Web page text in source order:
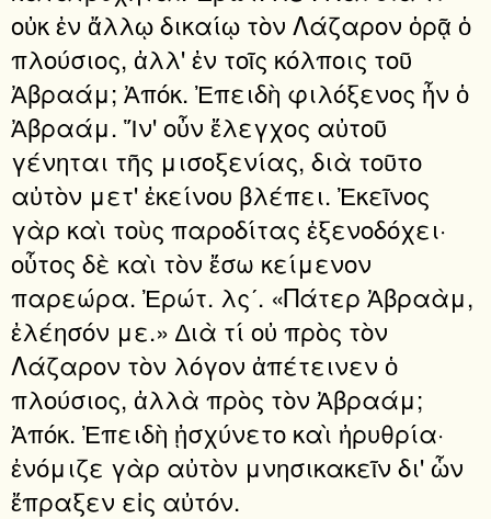
οὐκ ἐν ἄλλῳ δικαίῳ τὸν Λάζαρον ὁρᾷ ὁ
πλούσιος, ἀλλ' ἐν τοῖς κόλποις τοῦ
Ἀβραάμ; Ἀπόκ. Ἐπειδὴ φιλόξενος ἦν ὁ
Ἀβραάμ. Ἵν' οὖν ἔλεγχος αὐτοῦ
γένηται τῆς μισοξενίας, διὰ τοῦτο
αὐτὸν μετ' ἐκείνου βλέπει. Ἐκεῖνος
γὰρ καὶ τοὺς παροδίτας ἐξενοδόχει·
οὗτος δὲ καὶ τὸν ἔσω κείμενον
παρεώρα. Ἐρώτ. λςʹ. «Πάτερ Ἀβραὰμ,
ἐλέησόν με.» ∆ιὰ τί οὐ πρὸς τὸν
Λάζαρον τὸν λόγον ἀπέτεινεν ὁ
πλούσιος, ἀλλὰ πρὸς τὸν Ἀβραάμ;
Ἀπόκ. Ἐπειδὴ ᾐσχύνετο καὶ ἠρυθρία·
ἐνόμιζε γὰρ αὐτὸν μνησικακεῖν δι' ὧν
ἔπραξεν εἰς αὐτόν.